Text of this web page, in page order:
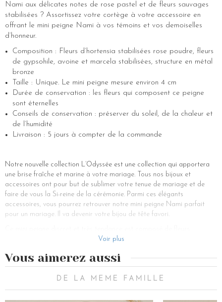
Nami aux délicates notes de rose pastel et de fleurs sauvages
stabilisées ? Assortissez votre cortège à votre accessoire en
offrant le mini peigne Nami à vos témoins et vos demoiselles
d’honneur.
Composition : Fleurs d’hortensia stabilisées rose poudre, fleurs
de gypsohile, avoine et marcela stabilisées, structure en métal
bronze
Taille : Unique. Le mini peigne mesure environ 4 cm
Durée de conservation : les fleurs qui composent ce peigne
sont éternelles
Conseils de conservation : préserver du soleil, de la chaleur et
de l’humidité
Livraison : 5 jours à compter de la commande
Notre nouvelle collection L’Odyssée est une collection qui apportera
une brise fraîche et marine à votre mariage. Tous nos bijoux et
accessoires ont pour but de sublimer votre tenue de mariage et de
faire de vous la Si-reine de la cérémonie. Parmi ces élégants
accessoires, vous pourrez retrouver notre mini peigne Nami parfait
pour un mariage. Il va devenir votre bijou de tête favori.
naturelles qui ont été au préalable stabilisées. Parmi les fleurs ornant
stabilisées et autres jolies fleurs. Tout pour donner un côté champêtre
et fantaisie à votre mariage et faire de vous une sublime mariée
Voir plus
Vous aimerez aussi
DE LA MEME FAMILLE